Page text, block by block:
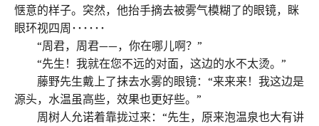
惬意的样子。突然，他抬手摘去被雾气模糊了的眼镜，眯
眼环视四周･･････
“周君，周君——，你在哪儿啊？”
“先生！我就在您不远的对面，这边的水不太烫。”
藤野先生戴上了抹去水雾的眼镜：“来来来！我这边是
源头，水温虽高些，效果也更好些。”
周树人允诺着靠拢过来：“先生，原来泡温泉也大有讲